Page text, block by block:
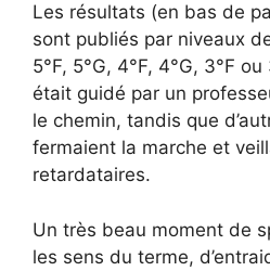
Les résultats (en bas de
sont publiés par niveaux
5°F, 5°G, 4°F, 4°G, 3°F
était guidé par un
le chemin, tandis que
fermaient la marche et
retardataires.
Un très beau moment de
les sens du terme,